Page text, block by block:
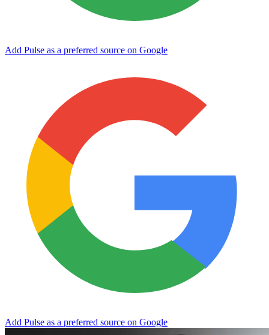
Add Pulse as a preferred source on Google
Add Pulse as a preferred source on Google